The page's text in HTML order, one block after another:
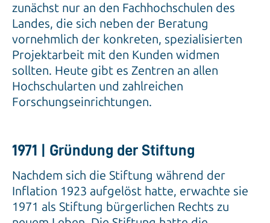
zunächst nur an den Fachhochschulen des
Landes, die sich neben der Beratung
vornehmlich der konkreten, spezialisierten
Projektarbeit mit den Kunden widmen
sollten. Heute gibt es Zentren an allen
Hochschularten und zahlreichen
Forschungseinrichtungen.
1971 | Gründung der Stiftung
Nachdem sich die Stiftung während der
Inflation 1923 aufgelöst hatte, erwachte sie
1971 als Stiftung bürgerlichen Rechts zu